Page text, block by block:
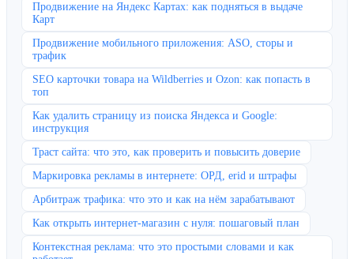
Продвижение на Яндекс Картах: как подняться в выдаче
Карт
Продвижение мобильного приложения: ASO, сторы и
трафик
SEO карточки товара на Wildberries и Ozon: как попасть в
топ
Как удалить страницу из поиска Яндекса и Google:
инструкция
Траст сайта: что это, как проверить и повысить доверие
Маркировка рекламы в интернете: ОРД, erid и штрафы
Арбитраж трафика: что это и как на нём зарабатывают
Как открыть интернет-магазин с нуля: пошаговый план
Контекстная реклама: что это простыми словами и как